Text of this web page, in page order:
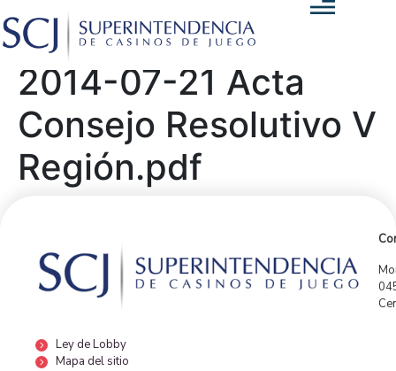
2014-07-21 Acta
Consejo Resolutivo V
Región.pdf
Ley de Lobby
Mapa del sitio